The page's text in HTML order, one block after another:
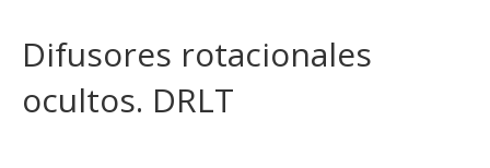
DESCARGAS
CONTACTO
Difusores rotacionales
ocultos. DRLT